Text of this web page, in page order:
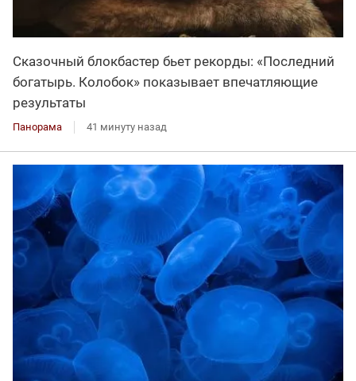
Сказочный блокбастер бьет рекорды: «Последний
богатырь. Колобок» показывает впечатляющие
результаты
Панорама 41 минуту назад